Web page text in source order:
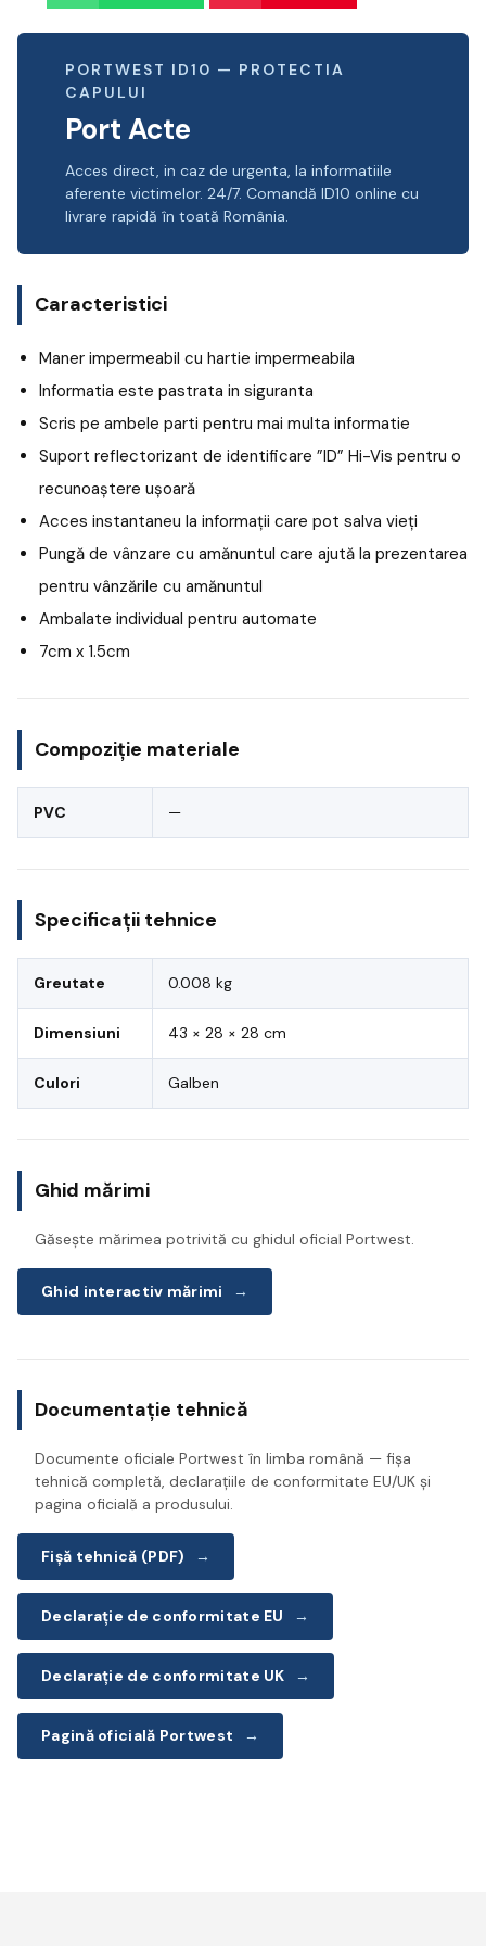
PORTWEST ID10 — PROTECTIA
CAPULUI
Port Acte
Acces direct, in caz de urgenta, la informatiile
aferente victimelor. 24/7. Comandă ID10 online cu
livrare rapidă în toată România.
Caracteristici
Maner impermeabil cu hartie impermeabila
Informatia este pastrata in siguranta
Scris pe ambele parti pentru mai multa informatie
Suport reflectorizant de identificare ”ID” Hi-Vis pentru o
recunoaștere ușoară
Acces instantaneu la informații care pot salva vieți
Pungă de vânzare cu amănuntul care ajută la prezentarea
pentru vânzările cu amănuntul
Ambalate individual pentru automate
7cm x 1.5cm
Compoziție materiale
PVC —
Specificații tehnice
Greutate 0.008 kg
Dimensiuni 43 × 28 × 28 cm
Culori Galben
Ghid mărimi
Găsește mărimea potrivită cu ghidul oficial Portwest.
Ghid interactiv mărimi →
Documentație tehnică
Documente oficiale Portwest în limba română — fișa
tehnică completă, declarațiile de conformitate EU/UK și
pagina oficială a produsului.
Fișă tehnică (PDF) →
Declarație de conformitate EU →
Declarație de conformitate UK →
Pagină oficială Portwest →